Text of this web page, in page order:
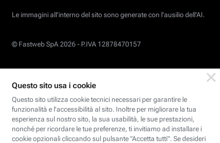
Le immagini all’interno del sito sono generate con l'ausilio dell'AI.
© Fastweb SpA 2026 - P.IVA 12878470157